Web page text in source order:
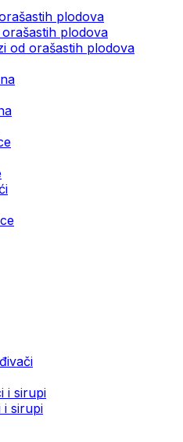
plodova
plodova
od orašastih plodova
i sirupi
i sirupi